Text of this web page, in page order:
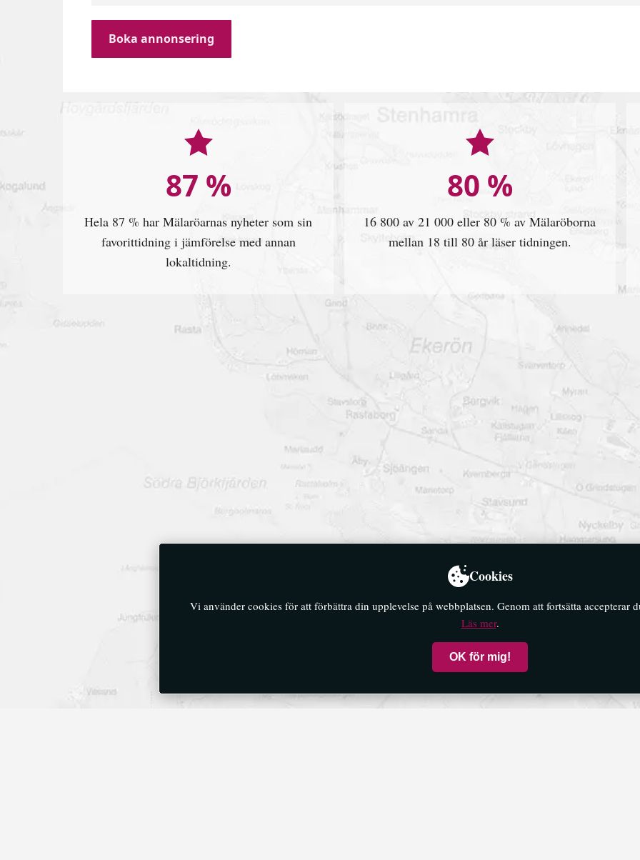
Boka annonsering
87 %
Hela 87 % har Mälaröarnas nyheter som sin
favorittidning i jämförelse med annan
lokaltidning.
80 %
16 800 av 21 000 eller 80 % av Mälaröborna
mellan 18 till 80 år läser tidningen.
Cookies
Vi använder cookies för att förbättra din upplevelse på webbplatsen. Genom att fortsätta accepterar
Läs mer.
OK för mig!